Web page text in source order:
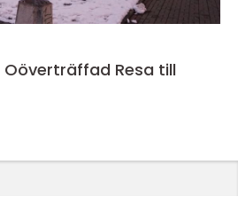
Oöverträffad Resa till